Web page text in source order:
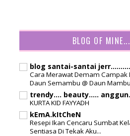
BLOG OF MINE...
blog santai-santai
Cara Merawat Demam Campak
Daun Semambu @ Daun Mambu
trendy.... beauty.....
KURTA KID FAYYADH
kEmA.kItCheN
Resepi Ikan Cencaru Sumbat
Sentiasa Di Tekak Aku...